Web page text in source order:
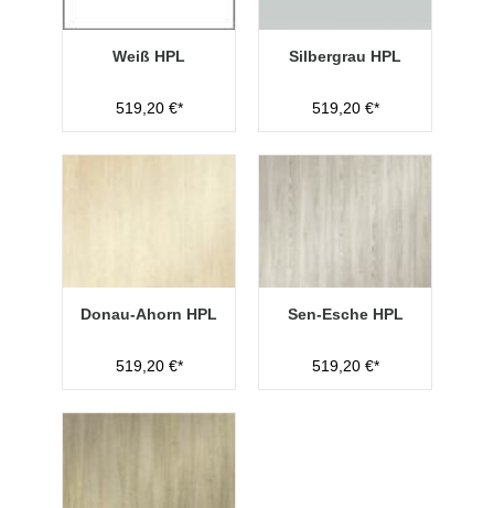
Weiß HPL
519,20 €*
Silbergrau HPL
519,20 €*
Donau-Ahorn HPL
519,20 €*
Sen-Esche HPL
519,20 €*